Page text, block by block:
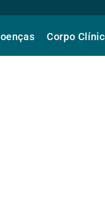
Doenças Corpo